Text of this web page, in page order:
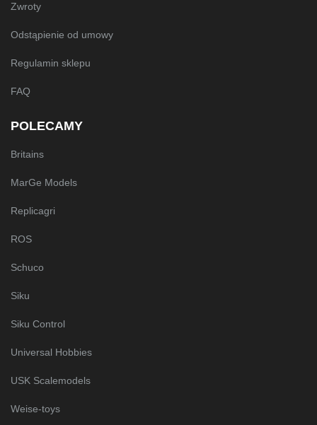
Zwroty
Odstąpienie od umowy
Regulamin sklepu
FAQ
POLECAMY
Britains
MarGe Models
Replicagri
ROS
Schuco
Siku
Siku Control
Universal Hobbies
USK Scalemodels
Weise-toys